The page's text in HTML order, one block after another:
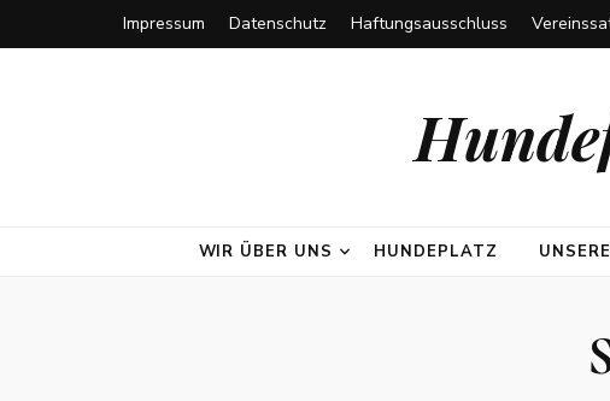
Impressum Datenschutz Haftungsausschluss
WIR ÜBER UNS HUNDEPLATZ